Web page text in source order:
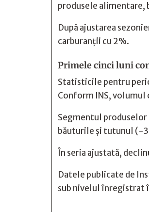
produsele
După ajustarea
carburanții cu 2%.
Primele cinci luni
Statisticile pentru
Conform INS, volumul
Segmentul produselor
băuturile și tutunul (-
În seria ajustată,
Datele publicate de
sub nivelul înregistrat